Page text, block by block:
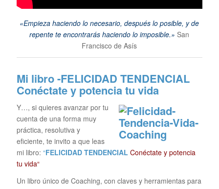
«Empieza haciendo lo necesario, después lo posible, y de
repente te encontrarás haciendo lo imposible.» San
Francisco de Asís
Mi libro -FELICIDAD TENDENCIAL
Conéctate y potencia tu vida
Y…, si quieres avanzar por tu
cuenta de una forma muy
práctica, resolutiva y
eficiente, te invito a que leas
mi libro: “FELICIDAD TENDENCIAL Conéctate y potencia
tu vida“
Un libro único de Coaching, con claves y herramientas para